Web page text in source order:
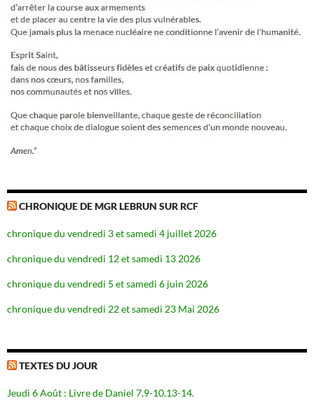
CHRONIQUE DE MGR LEBRUN SUR RCF
chronique du vendredi 3 et samedi 4 juillet 2026
chronique du vendredi 12 et samedi 13 2026
chronique du vendredi 5 et samedi 6 juin 2026
chronique du vendredi 22 et samedi 23 Mai 2026
TEXTES DU JOUR
Jeudi 6 Août : Livre de Daniel 7,9-10.13-14.